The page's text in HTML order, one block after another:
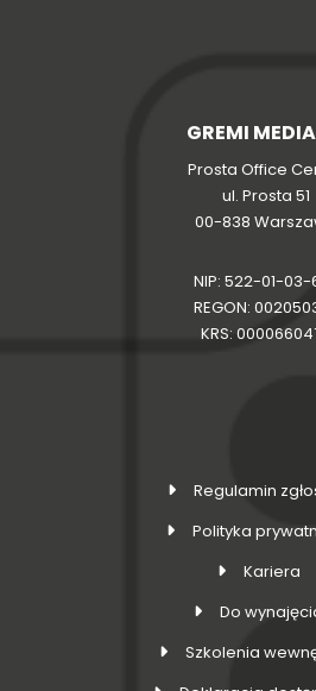
GREMI
Prosta Office
ul. Prosta 51
00-838
NIP: 522-01-03-
REGON:
KRS:
Regulamin
Polityka
Kariera
Do
Szkolenia